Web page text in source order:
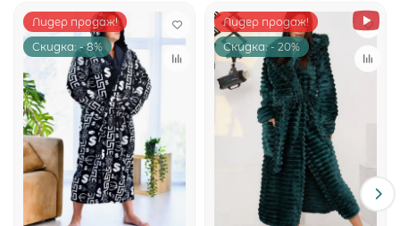
Лидер продаж!
Скидка: - 8%
Лидер продаж!
Скидка: - 20%